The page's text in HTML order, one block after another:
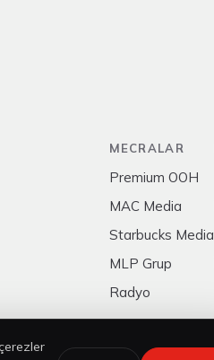
MECRALAR
Premium OOH
MAC Media
Starbucks Media
MLP Grup
Radyo